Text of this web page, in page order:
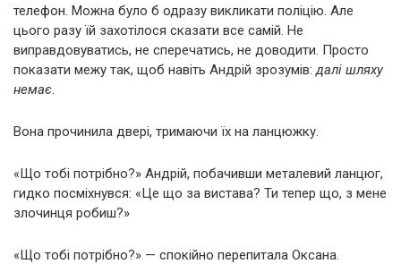
телефон. Можна було б одразу викликати поліцію. Але
цього разу їй захотілося сказати все самій. Не
виправдовуватись, не сперечатись, не доводити. Просто
показати межу так, щоб навіть Андрій зрозумів:далі шляху
немає.
Вона прочинила двері, тримаючи їх на ланцюжку.
«Що тобі потрібно?» Андрій, побачивши металевий ланцюг,
гидко посміхнувся: «Це що за вистава? Ти тепер що, з мене
злочинця робиш?»
«Що тобі потрібно?» — спокійно перепитала Оксана.